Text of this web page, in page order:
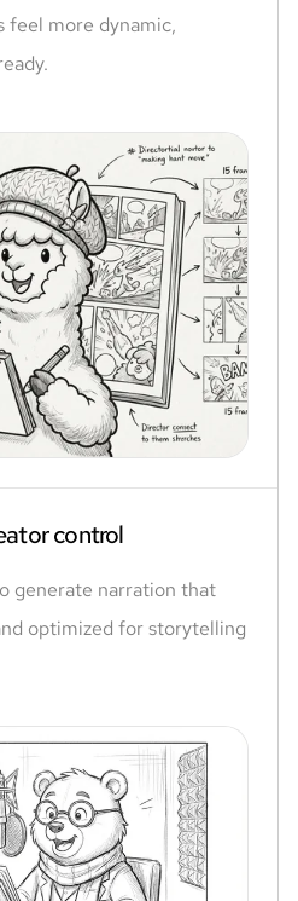
feel more dynamic,
control
generate narration that
optimized for storytelling